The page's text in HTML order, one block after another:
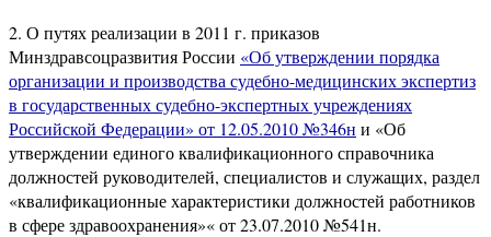
2. О путях реализации в 2011 г. приказов
Минздравсоцразвития России «Об утверждении порядка
организации и производства судебно-медицинских экспертиз
в государственных судебно-экспертных учреждениях
Российской Федерации» от 12.05.2010 №346н и «Об
утверждении единого квалификационного справочника
должностей руководителей, специалистов и служащих, раздел
«квалификационные характеристики должностей работников
в сфере здравоохранения»« от 23.07.2010 №541н.